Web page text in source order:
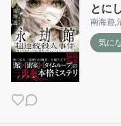
とに
南海遊,
気に